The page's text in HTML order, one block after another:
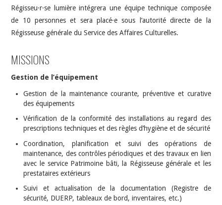
Régisseu·r·se lumière intégrera une équipe technique composée
de 10 personnes et sera placé·e sous l’autorité directe de la
Régisseuse générale du Service des Affaires Culturelles.
MISSIONS
Gestion de l’équipement
Gestion de la maintenance courante, préventive et curative
des équipements
Vérification de la conformité des installations au regard des
prescriptions techniques et des règles d’hygiène et de sécurité
Coordination, planification et suivi des opérations de
maintenance, des contrôles périodiques et des travaux en lien
avec le service Patrimoine bâti, la Régisseuse générale et les
prestataires extérieurs
Suivi et actualisation de la documentation (Registre de
sécurité, DUERP, tableaux de bord, inventaires, etc.)